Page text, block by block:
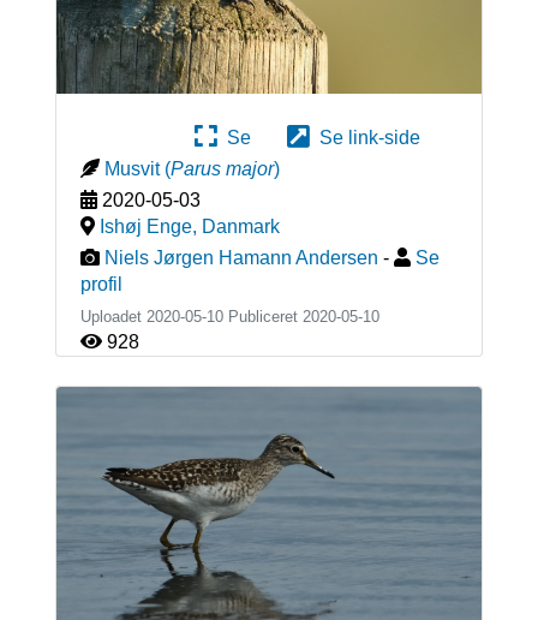
Se
Se link-side
Musvit (Parus major)
2020-05-03
Ishøj Enge, Danmark
Niels Jørgen Hamann Andersen -
Se
profil
Uploadet 2020-05-10 Publiceret 2020-05-10
928